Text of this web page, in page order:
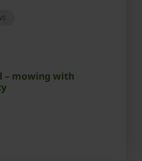
– mowing with